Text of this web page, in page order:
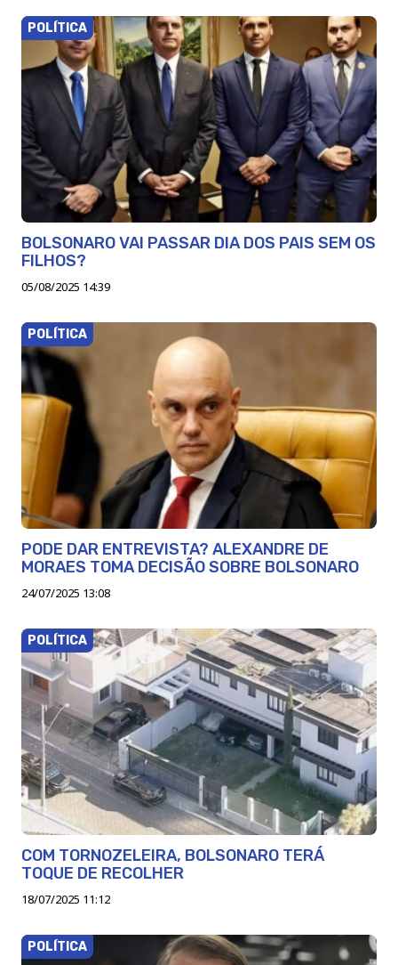
POLÍTICA
BOLSONARO VAI PASSAR DIA DOS PAIS SEM OS
FILHOS?
05/08/2025 14:39
POLÍTICA
PODE DAR ENTREVISTA? ALEXANDRE DE
MORAES TOMA DECISÃO SOBRE BOLSONARO
24/07/2025 13:08
POLÍTICA
COM TORNOZELEIRA, BOLSONARO TERÁ
TOQUE DE RECOLHER
18/07/2025 11:12
POLÍTICA